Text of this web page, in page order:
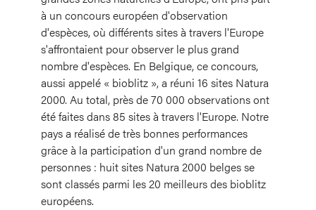
à un concours européen d'observation
d'espèces, où différents sites à travers l'Europe
s'affrontaient pour observer le plus grand
nombre d'espèces. En Belgique, ce concours,
aussi appelé « bioblitz », a réuni 16 sites Natura
2000. Au total, près de 70 000 observations ont
été faites dans 85 sites à travers l'Europe. Notre
pays a réalisé de très bonnes performances
grâce à la participation d'un grand nombre de
personnes : huit sites Natura 2000 belges se
sont classés parmi les 20 meilleurs des bioblitz
européens.